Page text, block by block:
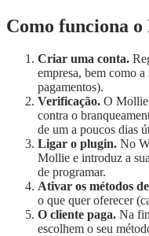
Como funciona o
Criar uma conta.
empresa, bem como
pagamentos).
Verificação. O Mollie
contra o
de um a poucos dias
Ligar o plugin. No
Mollie e introduz a
de programar.
Ativar os métodos
o que quer oferecer
O cliente paga. Na
escolhem o seu